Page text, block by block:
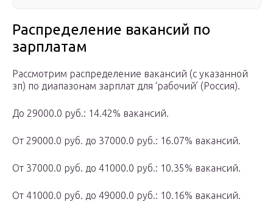
Распределение вакансий по
зарплатам
Рассмотрим распределение вакансий (с указанной
зп) по диапазонам зарплат для ‘рабочий’ (Россия).
До 29000.0 руб.: 14.42% вакансий.
От 29000.0 руб. до 37000.0 руб.: 16.07% вакансий.
От 37000.0 руб. до 41000.0 руб.: 10.35% вакансий.
От 41000.0 руб. до 49000.0 руб.: 10.16% вакансий.